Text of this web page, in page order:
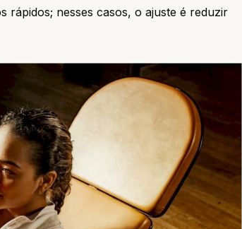
rápidos; nesses casos, o ajuste é reduzir